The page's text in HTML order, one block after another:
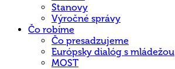
Stanovy
Výročné správy
Čo robíme
Čo presadzujeme
Európsky dialóg s mládežou
MOST